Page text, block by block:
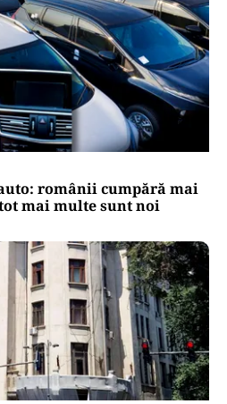
românii cumpără mai
mai multe sunt noi